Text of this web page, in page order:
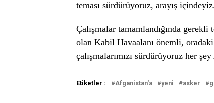
teması sürdürüyoruz, arayış
Çalışmalar tamamlandığında
olan Kabil Havaalanı önemli,
çalışmalarımızı sürdürüyoruz her
Etiketler : Afganistan'a yeni asker